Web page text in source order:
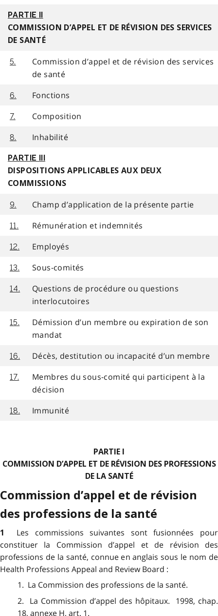
PARTIE II
COMMISSION D’APPEL ET DE RÉVISION DES SERVICES
DE SANTÉ
5.
Commission d’appel et de révision des services
de santé
6. Fonctions
7. Composition
8. Inhabilité
PARTIE III
DISPOSITIONS APPLICABLES AUX DEUX
COMMISSIONS
9. Champ d’application de la présente partie
11. Rémunération et indemnités
12. Employés
13. Sous-comités
14.
Questions de procédure ou questions
interlocutoires
15.
Démission d’un membre ou expiration de son
mandat
16. Décès, destitution ou incapacité d’un membre
17.
Membres du sous-comité qui participent à la
décision
18. Immunité
PARTIE I
COMMISSION D’APPEL ET DE RÉVISION DES PROFESSIONS
DE LA SANTÉ
Commission d’appel et de révision
des professions de la santé
1
Les commissions suivantes sont fusionnées pour
constituer la Commission d’appel et de révision des
professions de la santé, connue en anglais sous le nom de
Health Professions Appeal and Review Board :
1. La Commission des professions de la santé.
2. La Commission d’appel des hôpitaux. 1998, chap.
18, annexe H, art. 1.